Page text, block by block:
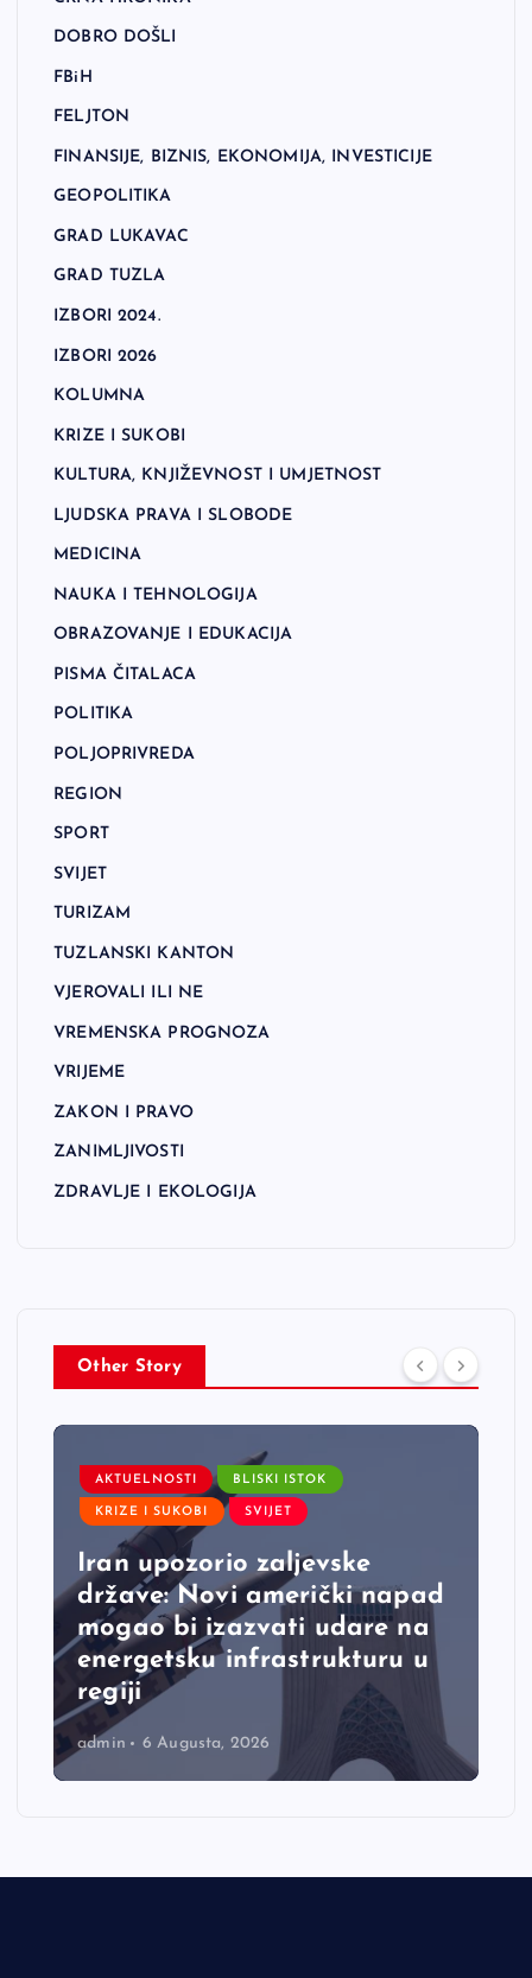
DOBRO DOŠLI
FBiH
FELJTON
FINANSIJE, BIZNIS, EKONOMIJA, INVESTICIJE
GEOPOLITIKA
GRAD LUKAVAC
GRAD TUZLA
IZBORI 2024.
IZBORI 2026
KOLUMNA
KRIZE I SUKOBI
KULTURA, KNJIŽEVNOST I UMJETNOST
LJUDSKA PRAVA I SLOBODE
MEDICINA
NAUKA I TEHNOLOGIJA
OBRAZOVANJE I EDUKACIJA
PISMA ČITALACA
POLITIKA
POLJOPRIVREDA
REGION
SPORT
SVIJET
TURIZAM
TUZLANSKI KANTON
VJEROVALI ILI NE
VREMENSKA PROGNOZA
VRIJEME
ZAKON I PRAVO
ZANIMLJIVOSTI
ZDRAVLJE I EKOLOGIJA
Other Story
AKTUELNOSTI BLISKI ISTOK
KRIZE I SUKOBI SVIJET
Iran upozorio zaljevske
države: Novi američki napad
mogao bi izazvati udare na
energetsku infrastrukturu u
regiji
admin 6 Augusta, 2026